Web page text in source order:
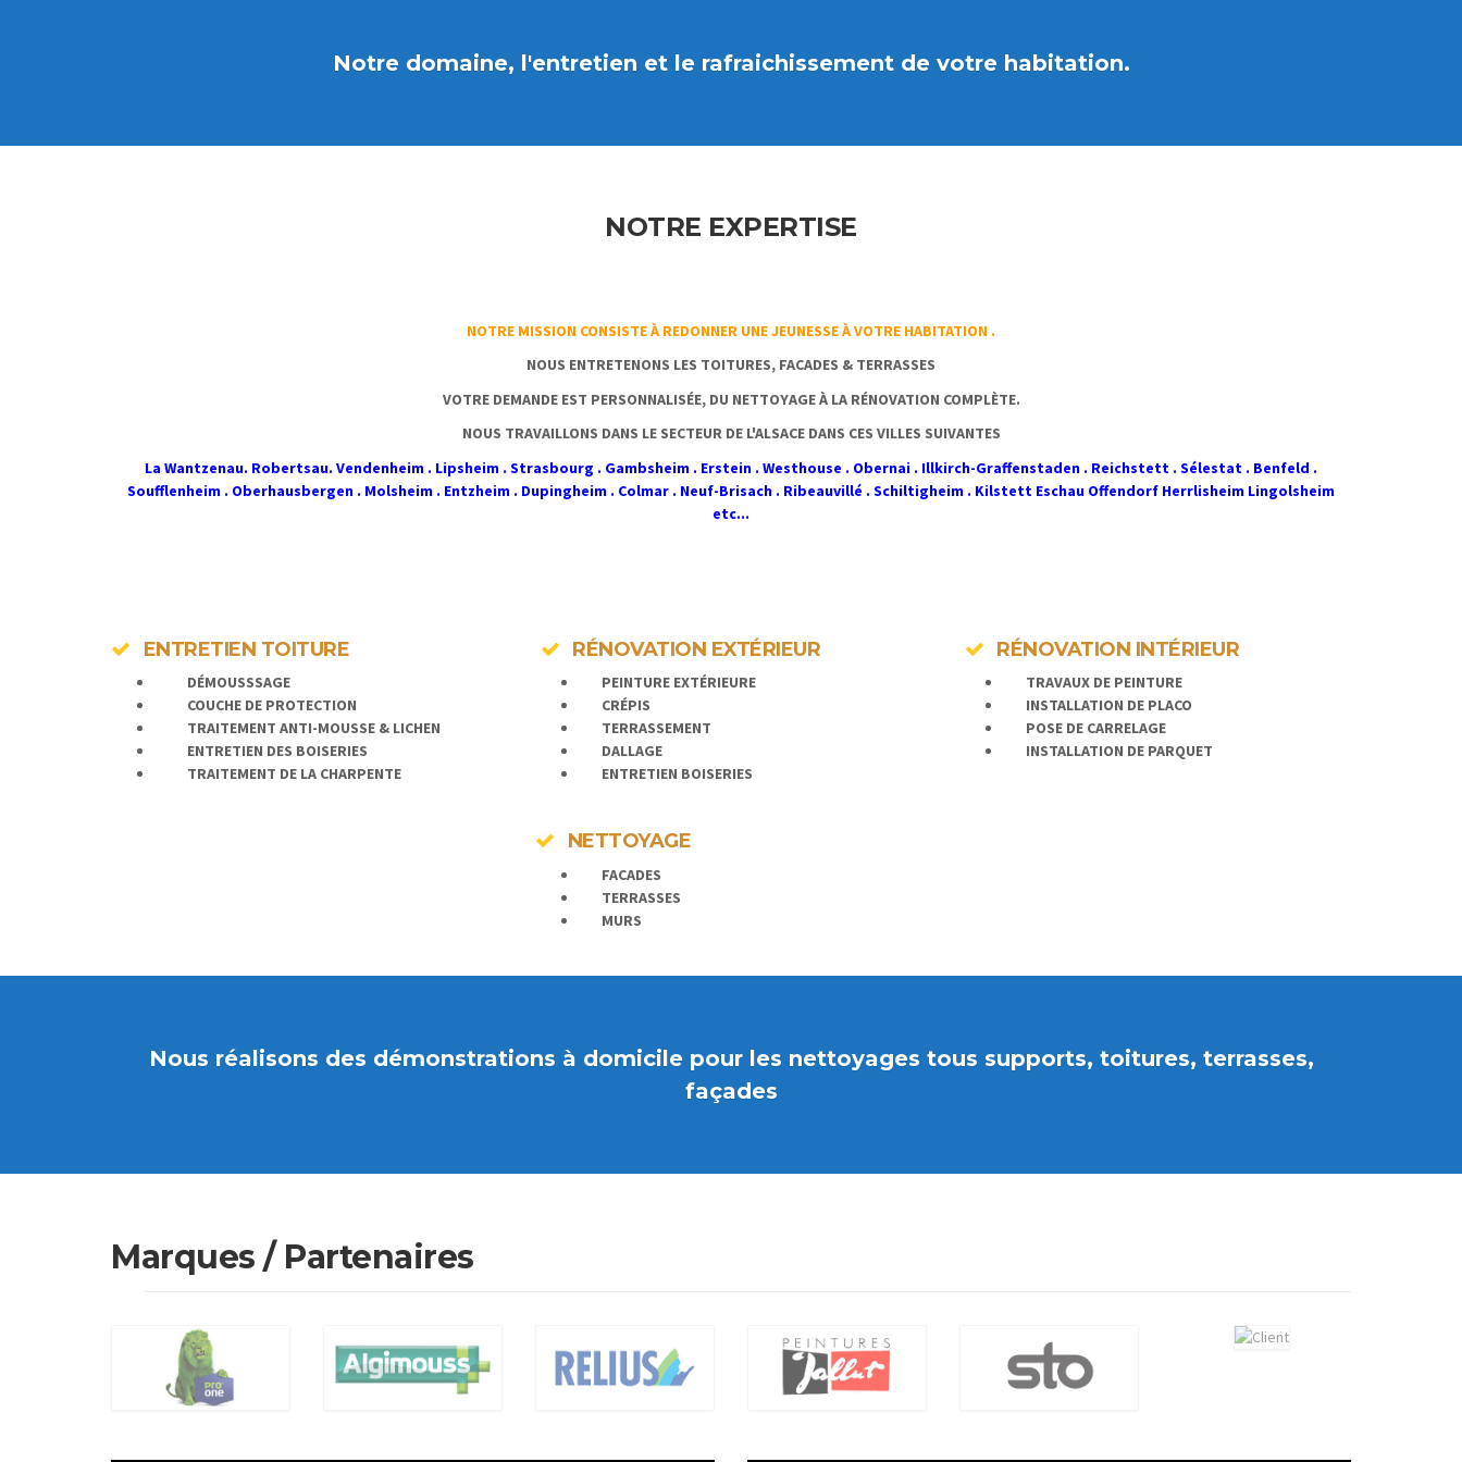
Notre domaine, l'entretien et le rafraichissement de votre habitation.
NOTRE EXPERTISE
NOTRE MISSION CONSISTE À REDONNER UNE JEUNESSE À VOTRE HABITATION .
NOUS ENTRETENONS LES TOITURES, FACADES & TERRASSES
VOTRE DEMANDE EST PERSONNALISÉE, DU NETTOYAGE À LA RÉNOVATION COMPLÈTE.
NOUS TRAVAILLONS DANS LE SECTEUR DE L'ALSACE DANS CES VILLES SUIVANTES
La Wantzenau. Robertsau. Vendenheim . Lipsheim . Strasbourg . Gambsheim . Erstein . Westhouse . Obernai . Illkirch-Graffenstaden . Reichstett . Sélestat . Benfeld .
Soufflenheim . Oberhausbergen . Molsheim . Entzheim . Dupingheim . Colmar . Neuf-Brisach . Ribeauvillé . Schiltigheim . Kilstett Eschau Offendorf Herrlisheim Lingolsheim
etc...
ENTRETIEN TOITURE
DÉMOUSSSAGE
COUCHE DE PROTECTION
TRAITEMENT ANTI-MOUSSE & LICHEN
ENTRETIEN DES BOISERIES
TRAITEMENT DE LA CHARPENTE
RÉNOVATION EXTÉRIEUR
PEINTURE EXTÉRIEURE
CRÉPIS
TERRASSEMENT
DALLAGE
ENTRETIEN BOISERIES
NETTOYAGE
FACADES
TERRASSES
MURS
RÉNOVATION INTÉRIEUR
TRAVAUX DE PEINTURE
INSTALLATION DE PLACO
POSE DE CARRELAGE
INSTALLATION DE PARQUET
Nous réalisons des démonstrations à domicile pour les nettoyages tous supports, toitures, terrasses,
façades
Marques / Partenaires